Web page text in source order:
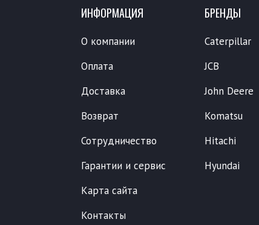
ИНФОРМАЦИЯ
О компании
Оплата
Доставка
Возврат
Сотрудничество
Гарантии и сервис
Карта сайта
Контакты
БРЕНДЫ
Caterpillar
JCB
John Deere
Komatsu
Hitachi
Hyundai